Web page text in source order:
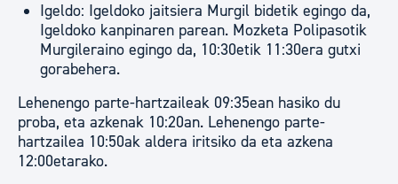
Igeldo: Igeldoko jaitsiera Murgil bidetik egingo da,
Igeldoko kanpinaren parean. Mozketa Polipasotik
Murgileraino egingo da, 10:30etik 11:30era gutxi
gorabehera.
Lehenengo parte-hartzaileak 09:35ean hasiko du
proba, eta azkenak 10:20an. Lehenengo parte-
hartzailea 10:50ak aldera iritsiko da eta azkena
12:00etarako.